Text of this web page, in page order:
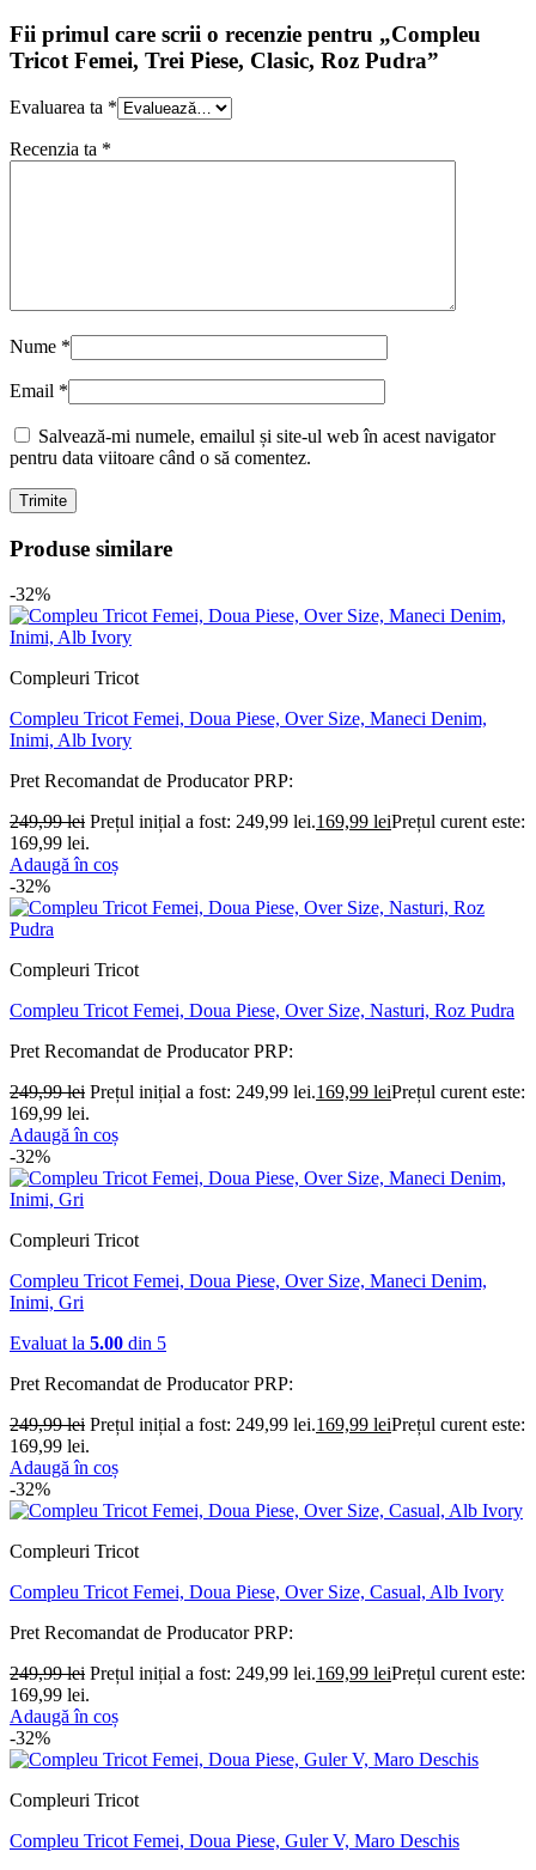
Fii primul care scrii o recenzie pentru „Compleu
Tricot Femei, Trei Piese, Clasic, Roz Pudra”
Evaluarea ta *
Recenzia ta *
Nume *
Email *
Salvează-mi numele, emailul și site-ul web în acest navigator
pentru data viitoare când o să comentez.
Produse similare
-32%
Compleuri Tricot
Compleu Tricot Femei, Doua Piese, Over Size, Maneci Denim,
Inimi, Alb Ivory
Pret Recomandat de ProducatorPRP:
249,99lei Prețul inițial a fost: 249,99 lei.169,99 leiPrețul curent este:
169,99 lei.
Adaugă în coș
-32%
Compleuri Tricot
Compleu Tricot Femei, Doua Piese, Over Size, Nasturi, Roz Pudra
Pret Recomandat de ProducatorPRP:
249,99lei Prețul inițial a fost: 249,99 lei.169,99 leiPrețul curent este:
169,99 lei.
Adaugă în coș
-32%
Compleuri Tricot
Compleu Tricot Femei, Doua Piese, Over Size, Maneci Denim,
Inimi, Gri
Evaluat la 5.00 din 5
Pret Recomandat de ProducatorPRP:
249,99lei Prețul inițial a fost: 249,99 lei.169,99 leiPrețul curent este:
169,99 lei.
Adaugă în coș
-32%
Compleuri Tricot
Compleu Tricot Femei, Doua Piese, Over Size, Casual, Alb Ivory
Pret Recomandat de ProducatorPRP:
249,99lei Prețul inițial a fost: 249,99 lei.169,99 leiPrețul curent este:
169,99 lei.
Adaugă în coș
-32%
Compleuri Tricot
Compleu Tricot Femei, Doua Piese, Guler V, Maro Deschis